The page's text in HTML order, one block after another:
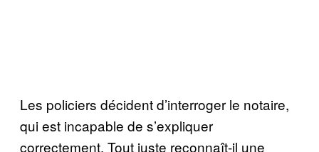
Les policiers décident d’interroger le notaire,
qui est incapable de s’expliquer
correctement. Tout juste reconnaît-il une